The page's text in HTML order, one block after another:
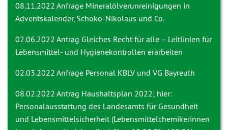
08.11.2022 Anfrage Mineralölverunreinigungen in
Adventskalender, Schoko-Nikolaus und Co.
02.06.2022 Antrag Gleiches Recht für alle – Leitlinien für
Lebensmittel- und Hygienekontrollen erarbeiten
02.03.2022 Anfrage Personal KBLV und VG Bayreuth
08.02.2022 Antrag Haushaltsplan 2022; hier:
Personalausstattung des Landesamts für Gesundheit
und Lebensmittelsicherheit (Lebensmittelchemikerinnen